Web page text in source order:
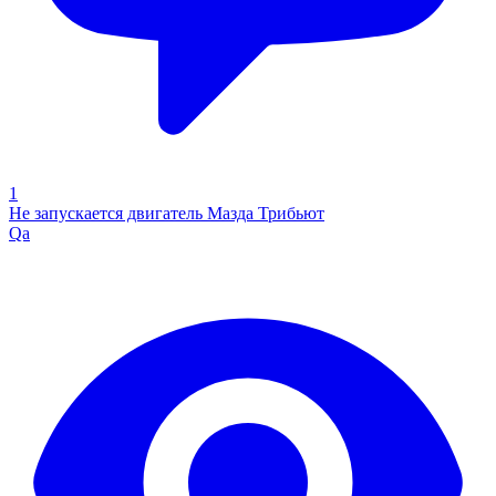
1
Не запускается двигатель Мазда Трибьют
Qa